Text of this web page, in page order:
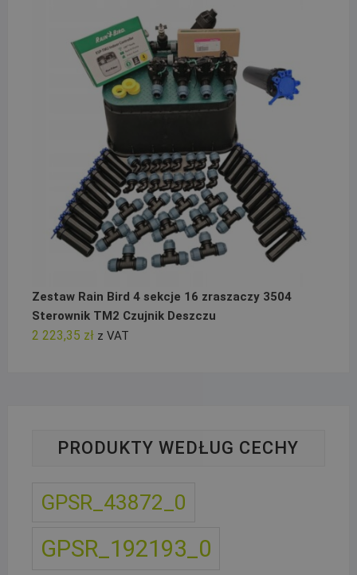
Zestaw Rain Bird 4 sekcje 16 zraszaczy 3504
Sterownik TM2 Czujnik Deszczu
2 223,35 zł z VAT
PRODUKTY WEDŁUG CECHY
GPSR_43872_0
GPSR_192193_0